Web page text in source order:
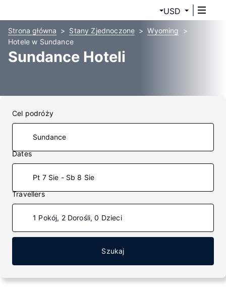
USD
Strona główna Stany Zjednoczone
Wyoming
Hotele w Sundance
Sundance Hoteli
Cel podróży
Dates
Pt 7 Sie - Sb 8 Sie
Travellers
1 Pokój, 2 Dorośli, 0 Dzieci
Szukaj